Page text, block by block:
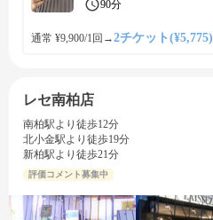
90分
通常 ¥9,900/1回 →2チケット(¥5,775)
レセ南柏店
南柏駅より徒歩12分
北小金駅より徒歩19分
新柏駅より徒歩21分
評価コメント募集中